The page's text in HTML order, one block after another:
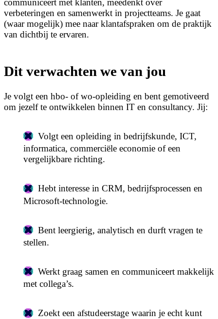
communiceert met klanten, meedenkt over
verbeteringen en samenwerkt in projectteams. Je gaat
(waar mogelijk) mee naar klantafspraken om de praktijk
van dichtbij te ervaren.
Dit verwachten we van jou
Je volgt een hbo- of wo-opleiding en bent gemotiveerd
om jezelf te ontwikkelen binnen IT en consultancy. Jij:
Volgt een opleiding in bedrijfskunde, ICT,
informatica, commerciële economie of een
vergelijkbare richting.
Hebt interesse in CRM, bedrijfsprocessen en
Microsoft-technologie.
Bent leergierig, analytisch en durft vragen te
stellen.
Werkt graag samen en communiceert makkelijk
met collega’s.
Zoekt een afstudeerstage waarin je echt kunt